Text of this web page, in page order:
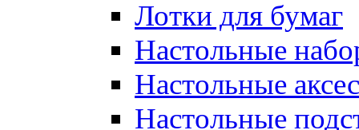
Лотки для бумаг
Настольные
Настольные
Настольные